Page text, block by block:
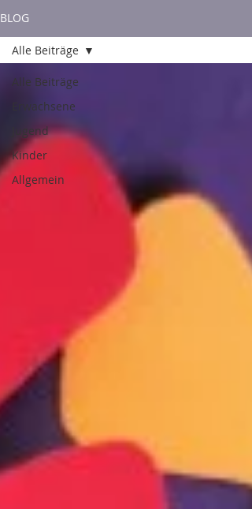
BLOG
Alle Beiträge
Erwachsene
Jugend
Kinder
Allgemein
Alle Beiträge